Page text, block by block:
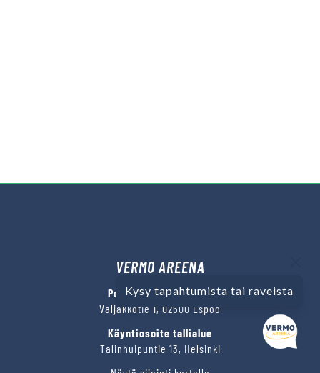
Kysy tapahtumista tai raveista
VERMO AREENA
Posti- ja käyntiosoite
Valjakkotie 1, 02600 Espoo
Käyntiosoite tallialue
Talinhuipuntie 13, Helsinki